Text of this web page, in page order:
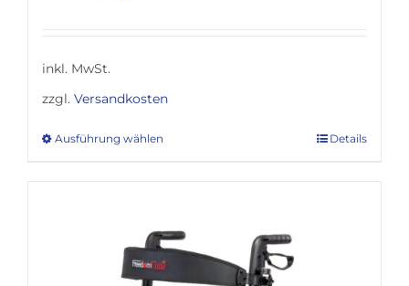
€ 12,00
inkl. MwSt.
zzgl. Versandkosten
Ausführung wählen
Varianten
auf.
Details